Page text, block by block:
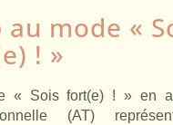
au mode «
! »
« Sois fort(e) ! » en
(AT)